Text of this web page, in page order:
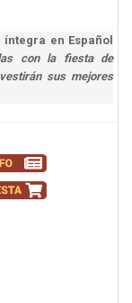
íntegra en Español
con la fiesta de
sus mejores